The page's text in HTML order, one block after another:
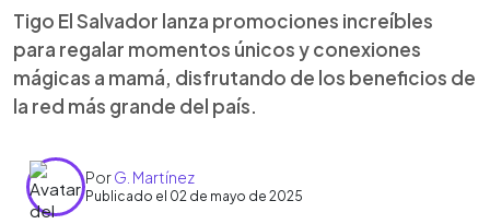
Tigo El Salvador lanza promociones increíbles
para regalar momentos únicos y conexiones
mágicas a mamá, disfrutando de los beneficios de
la red más grande del país.
PorG. Martínez
Publicado el 02 de mayo de 2025